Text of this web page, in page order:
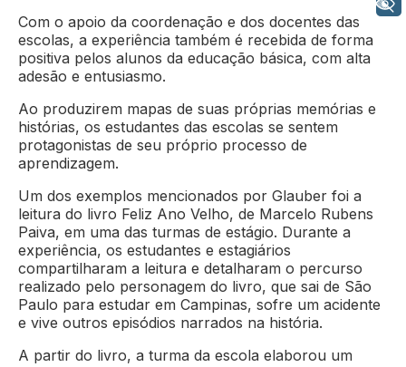
Com o apoio da coordenação e dos docentes das
escolas, a experiência também é recebida de forma
positiva pelos alunos da educação básica, com alta
adesão e entusiasmo.
Ao produzirem mapas de suas próprias memórias e
histórias, os estudantes das escolas se sentem
protagonistas de seu próprio processo de
aprendizagem.
Um dos exemplos mencionados por Glauber foi a
leitura do livro Feliz Ano Velho, de Marcelo Rubens
Paiva, em uma das turmas de estágio. Durante a
experiência, os estudantes e estagiários
compartilharam a leitura e detalharam o percurso
realizado pelo personagem do livro, que sai de São
Paulo para estudar em Campinas, sofre um acidente
e vive outros episódios narrados na história.
A partir do livro, a turma da escola elaborou um